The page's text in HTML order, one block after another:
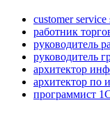
customer service
работник
руководитель
руководитель
архитектор
архитектор по
программист